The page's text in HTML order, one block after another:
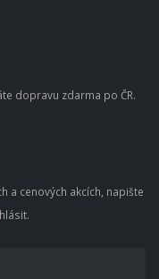
dopravu zdarma po ČR.
a cenových akcích, napište